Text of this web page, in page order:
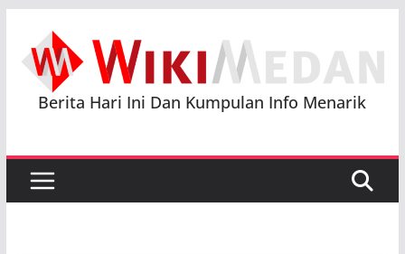
content
Berita Hari Ini Dan Kumpulan Info Menarik